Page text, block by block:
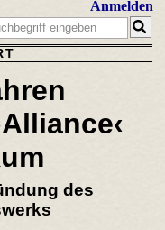
Anmelden
des